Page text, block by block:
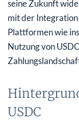
seine Zukunft
mit der
Plattformen wie
Nutzung von
USDC